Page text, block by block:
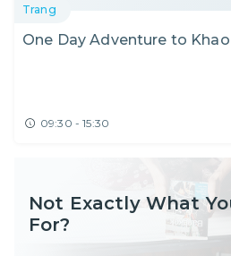
Trang
One Day Adventure to
09:30 - 15:30
Not Exactly What
For?